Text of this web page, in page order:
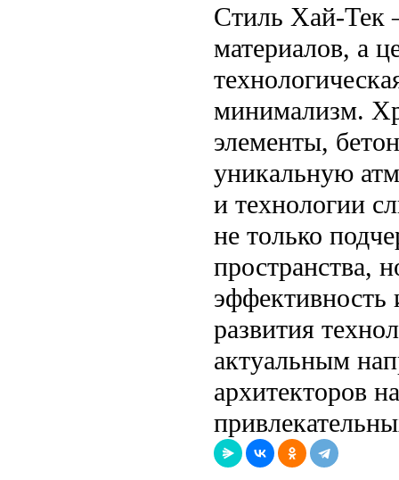
Стиль Хай-Тек
материалов, а
минимализм.
элементы,
уникальную
и технологии
не только
пространства,
эффективность
развития
актуальным
архитекторов